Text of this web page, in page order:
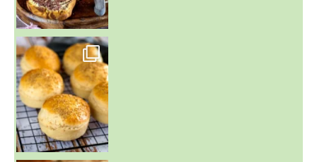
~ BUNS MAISON ~
Un peu de boulange par ici au